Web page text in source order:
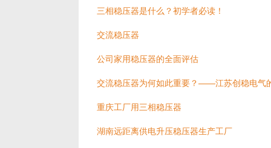
三相稳压器是什么？初学者必读！
交流稳压器
公司家用稳压器的全面评估
交流稳压器为何如此重要？——江苏创稳电气
重庆工厂用三相稳压器
湖南远距离供电升压稳压器生产工厂